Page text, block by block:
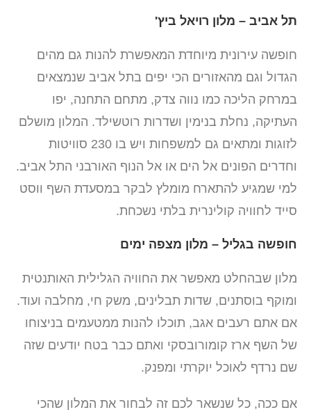
תל אביב – מלון רויאל ביץ'
חופשה עירונית מיוחדת המאפשרת להנות גם מהים
הגדול וגם מהאזורים הכי יפים בתל אביב שנמצאים
במרחק הליכה כמו נווה צדק, מתחם התחנה, יפו
העתיקה, נחלת בנימין ושדרות רוטשילד. המלון מושלם
לזוגות ומתאים גם למשפחות ויש בו 230 סוויטות
וחדרים הפונים אל הים או אל הנוף האורבני התל אביב.
למי שמגיע להתארח מומלץ לבקר במסעדת השף ווסט
סייד לחוויה קולינרית בלתי נשכחת.
חופשה בגליל – מלון מצפה ימים
מלון שבהחלט מאפשר את החוויה הגלילית האותנטית
ומוקף בוסתנים, שדות תבלינים, משק חי, מחלבה ועוד.
אם אתם רעבים אגב, תוכלו להנות ממטעמים בניצוחו
של השף ארז קומורובסקי ואתם כבר בטח יודעים שזה
שם נרדף לאוכל יוקרתי ומפנק.
אם ככה, כל שנשאר לכם זה לבחור את המלון שהכי